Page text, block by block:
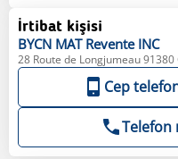
İrtibat kişisi
BYCN MAT Revente INC
28 Route de Longjumeau
Cep
Telefon